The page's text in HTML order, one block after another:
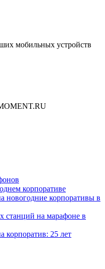
мобильных устройств
корпоративе
новогодние корпоративы в
станций на марафоне в
корпоратив: 25 лет